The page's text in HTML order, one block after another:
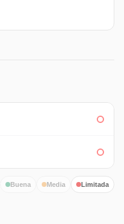
Buena Media Limitada